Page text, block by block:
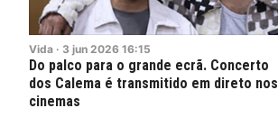
Vida · 3 jun 2026 16:15
Do palco para o grande ecrã. Concerto
dos Calema é transmitido em direto nos
cinemas